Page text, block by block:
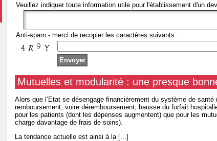
Veuillez indiquer toute information utile pour l'établissement d'un
Anti-spam - merci de recopier les caractères suivants :
Mutuelles et modularité : une presque
Alors que l’Etat se désengage financièrement du système de
remboursement, voire déremboursement, hausse du forfait
pour les patients (dont les dépenses augmentent) que pour les
charge davantage de frais de soins).
La tendance actuelle est ainsi à la [...]